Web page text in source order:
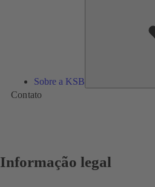
Sobre a KSB
Contato
Informação legal